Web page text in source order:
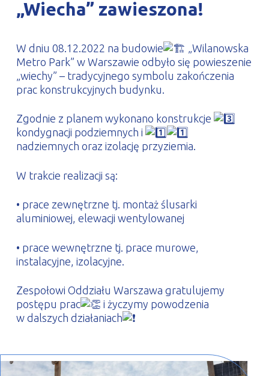
PROFILAR – profile zimnogięte
DE
„Wiecha” zawieszona!
W dniu 08.12.2022 na budowie
„Wilanowska
Metro Park” w Warszawie odbyło się powieszenie
„wiechy” – tradycyjnego symbolu zakończenia
prac konstrukcyjnych budynku.
Zgodnie z planem wykonano konstrukcje
kondygnacji podziemnych i
nadziemnych oraz izolację przyziemia.
W trakcie realizacji są:
• prace zewnętrzne tj. montaż ślusarki
aluminiowej, elewacji wentylowanej
• prace wewnętrzne tj. prace murowe,
instalacyjne, izolacyjne.
Zespołowi Oddziału Warszawa gratulujemy
postępu prac
i życzymy powodzenia
w dalszych działaniach